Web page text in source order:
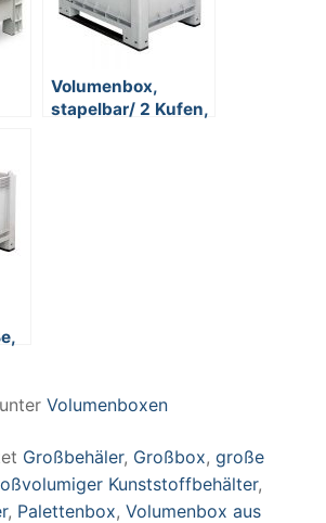
Volumenbox,
stapelbar/ 2 Kufen,
Volumenboxen
Großbehäler, Großbox, große
Kunststoffbehälter,
, Palettenbox, Volumenbox aus